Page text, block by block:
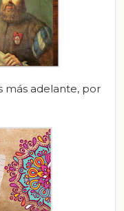
más adelante, por